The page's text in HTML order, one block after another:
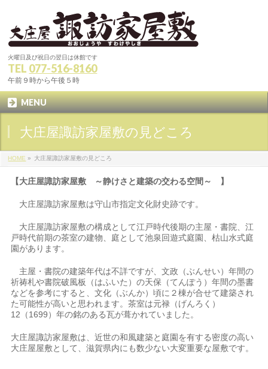
火曜日及び祝日の翌日は休館です
TEL 077-516-8160
午前９時から午後５時
MENU
大庄屋諏訪家屋敷の見どころ
HOME » 大庄屋諏訪家屋敷の見どころ
【大庄屋諏訪家屋敷 ～静けさと建築の交わる空間～ 】
大庄屋諏訪家屋敷は守山市指定文化財史跡です。
大庄屋諏訪家屋敷の構成として江戸時代後期の主屋・書院、江
戸時代前期の茶室の建物、庭として池泉回遊式庭園、枯山水式庭
園があります。
主屋・書院の建築年代は不詳ですが、文政（ぶんせい）年間の
祈祷札や書院破風板（はふいた）の天保（てんぽう）年間の墨書
などを参考にすると、文化（ぶんか）頃に２棟が合せて建築され
た可能性が高いと思われます。茶室は元禄（げんろく）
12（1699）年の銘のある瓦が葺かれていました。
大庄屋諏訪家屋敷は、近世の和風建築と庭園を有する密度の高い
大庄屋屋敷として、滋賀県内にも数少ない大変重要な屋敷です。